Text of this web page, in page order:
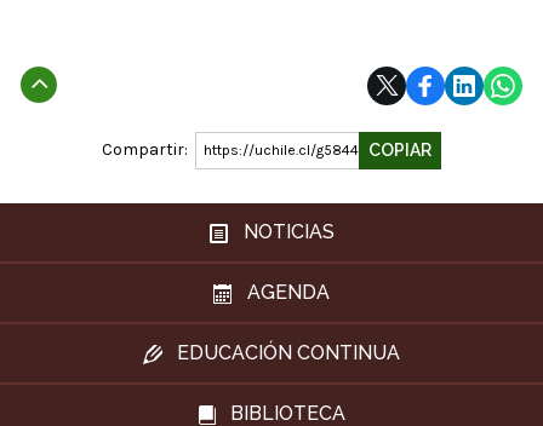
Subir
Compartir: https://uchile.cl/g58441 COPIAR
NOTICIAS
AGENDA
EDUCACIÓN CONTINUA
BIBLIOTECA